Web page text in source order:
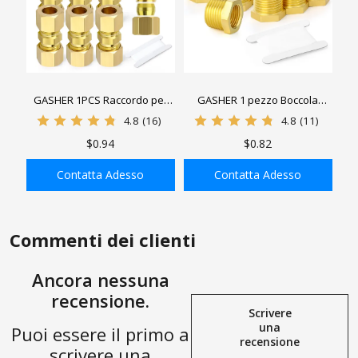
AGGIUNGI ALLA
GASHER 1PCS Raccordo per
tubo a compressione in
4.8 (16)
$0.94
Contatta Adesso
AGGIUNGI ALLA
GASHER 1 pezzo Boccola
esagonale in ottone maschio x
ottone
4.8 (11)
$0.82
Contatta Adesso
Commenti dei clienti
Ancora nessuna
recensione.
Puoi essere il primo a
Scrivere
una
recensione